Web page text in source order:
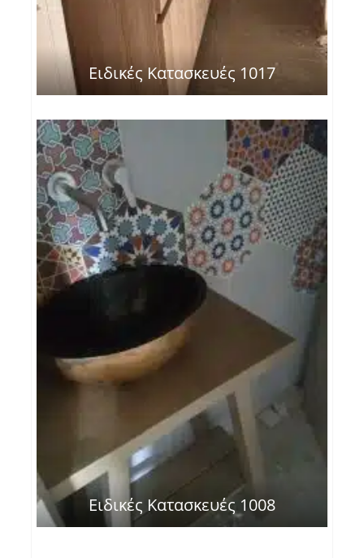
Ειδικές Κατασκευές 1017
Ειδικές Κατασκευές 1008